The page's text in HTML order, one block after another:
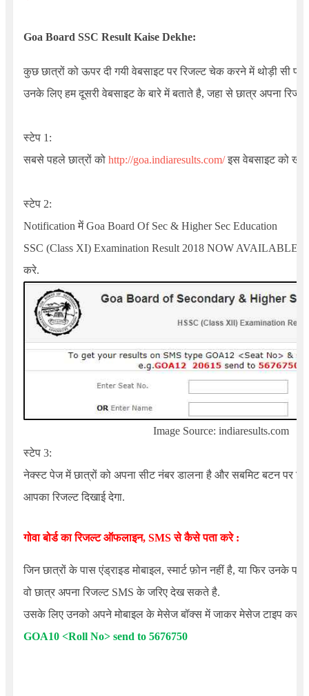
Goa Board SSC Result Kaise Dekhe:
कुछ छात्रों को ऊपर दी गयी वेबसाइट पर रिजल्ट चेक करने में थोड़ी सी
उनके लिए हम दूसरी वेबसाइट के बारे में बताते है, जहा से छात्र अपना
स्टेप 1:
सबसे पहले छात्रों को http://goa.indiaresults.com/इस वेबसाइट को
स्टेप 2:
Notification मेंGoa Board Of Sec & Higher Sec Education
SSC (Class XI) Examination Result 2018 NOW AVAILABLE
करे.
Image Source: indiaresults.com
स्टेप 3:
नेक्स्ट पेज में छात्रों को अपना सीट नंबर डालना है और सबमिट बटन पर
आपका रिजल्ट दिखाई देगा.
गोवा बोर्ड का रिजल्ट ऑफलाइन, SMS से कैसे पता करे :
जिन छात्रों के पास एंड्राइड मोबाइल, स्मार्ट फ़ोन नहीं है, या फिर उनके
वो छात्र अपना रिजल्ट SMS के जरिए देख सकते है.
उसके लिए उनको अपने मोबाइल के मेसेज बॉक्स में जाकर मेसेज टाइप करना
GOA10 <Roll No> send to 5676750